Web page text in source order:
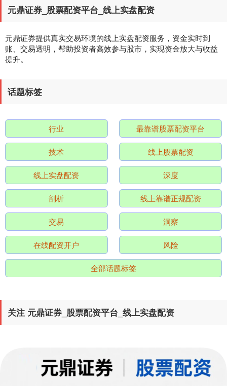
沪深300
北证50 +3.42 +0.30%
元鼎证券_股票配资平台_线上实盘配资
元鼎证券提供真实交易环境的线上实盘配资服务，资金实时到
账、交易透明，帮助投资者高效参与股市，实现资金放大与收益
提升。
话题标签
行业 最靠谱股票配资平台
技术 线上股票配资
线上实盘配资 深度
剖析 线上靠谱正规配资
交易 洞察
在线配资开户 风险
全部话题标签
关注 元鼎证券_股票配资平台_线上实盘配资